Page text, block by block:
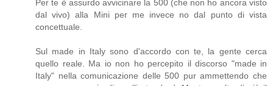
Per te è assurdo avvicinare la 500 (che non ho ancora visto
dal vivo) alla Mini per me invece no dal punto di vista
concettuale.
Sul made in Italy sono d'accordo con te, la gente cerca
quello reale. Ma io non ho percepito il discorso "made in
Italy" nella comunicazione delle 500 pur ammettendo che